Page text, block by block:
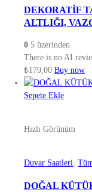
DEKORATİF
ALTLIĞI,
0 5 üzerinden
There is no AI
₺179,00 Buy now
Sepete Ekle
Hızlı Görünüm
Duvar Saatleri,
DOĞAL